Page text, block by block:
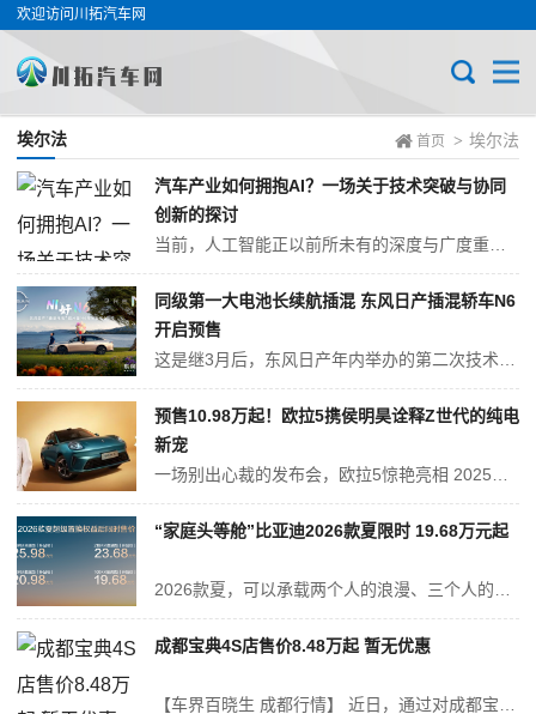
欢迎访问川拓汽车网
首页 > 埃尔法
埃尔法
汽车产业如何拥抱AI？一场关于技术突破与协同
创新的探讨
同级第一大电池长续航插混 东风日产插混轿车N6
开启预售
预售10.98万起！欧拉5携侯明昊诠释Z世代的纯电
新宠
“家庭头等舱”比亚迪2026款夏限时 19.68万元起
成都宝典4S店售价8.48万起 暂无优惠